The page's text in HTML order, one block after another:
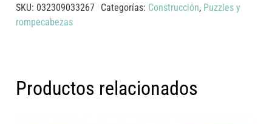
SKU: 032309033267 Categorías: Construcción, Puzzles y
rompecabezas
Productos relacionados